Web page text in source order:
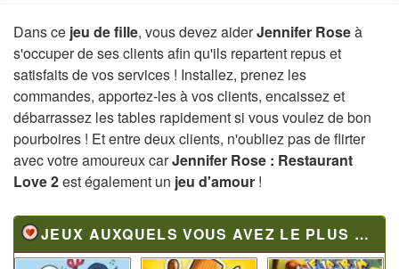
Dans ce jeu de fille, vous devez aiderJennifer Roseà
s'occuper de ses clients afin qu'ils repartent repus et
satisfaits de vos services ! Installez, prenez les
commandes, apportez-les à vos clients, encaissez et
débarrassez les tables rapidement si vous voulez de bon
pourboires ! Et entre deux clients, n'oubliez pas de flirter
avec votre amoureux carJennifer Rose : Restaurant
Love 2est également un jeu d'amour !
JEUX AUXQUELS VOUS AVEZ LE PLUS JOUÉ